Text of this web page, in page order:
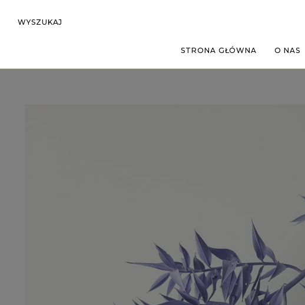
WYSZUKAJ
STRONA GŁÓWNA O NAS